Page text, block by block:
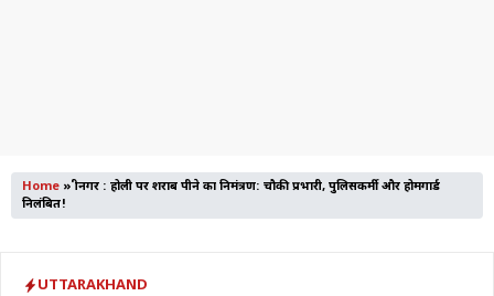
Home »श्रीनगर : होली पर शराब पीने का निमंत्रण: चौकी प्रभारी, पुलिसकर्मी और होमगार्ड
निलंबित!
UTTARAKHAND